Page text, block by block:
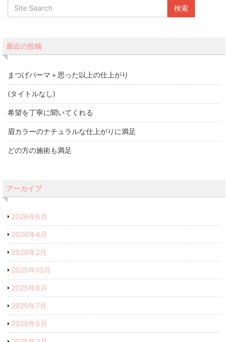
最近の投稿
まつげパーマ＋思った以上の仕上がり
(タイトルなし)
希望を丁寧に聞いてくれる
眉カラーのナチュラルな仕上がりに満足
どの方の施術も満足
アーカイブ
2026年6月
2026年4月
2026年2月
2025年10月
2025年8月
2025年7月
2025年5月